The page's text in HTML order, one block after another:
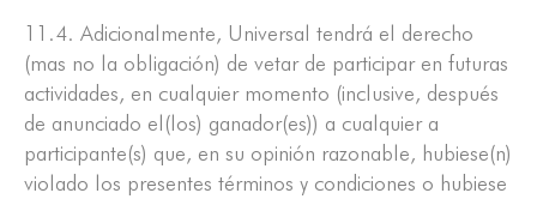
11.4. Adicionalmente, Universal tendrá el derecho
(mas no la obligación) de vetar de participar en futuras
actividades, en cualquier momento (inclusive, después
de anunciado el(los) ganador(es)) a cualquier a
participante(s) que, en su opinión razonable, hubiese(n)
violado los presentes términos y condiciones o hubiese